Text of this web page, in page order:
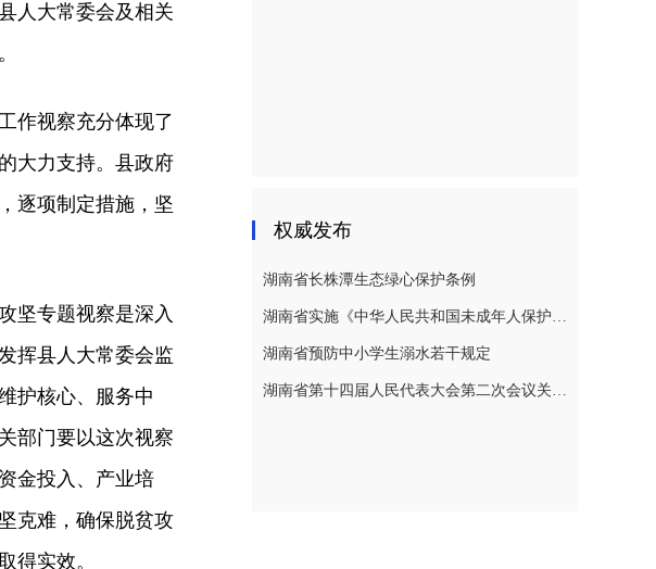
人大常委会及相关
作视察充分体现了
大力支持。县政府
逐项制定措施，坚
坚专题视察是深入
挥县人大常委会监
护核心、服务中
部门要以这次视察
金投入、产业培
克难，确保脱贫攻
得实效。
权威发布
湖南省长株潭生态绿心保护条例
湖南省实施《中华人民共和国未成年人保护法》若干规定
湖南省预防中小学生溺水若干规定
湖南省第十四届人民代表大会第二次会议关于湖南省人民代表大会常务委员会工作报告的决议